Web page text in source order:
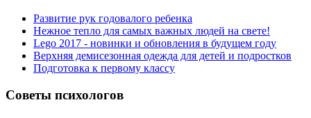
Развитие рук годовалого ребенка
Нежное тепло для самых важных людей на свете!
Lego 2017 - новинки и обновления в будущем году
Верхняя демисезонная одежда для детей и подростков
Подготовка к первому классу
Советы психологов